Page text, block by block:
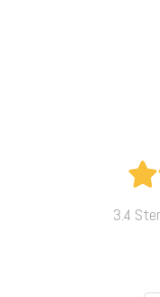
3.4